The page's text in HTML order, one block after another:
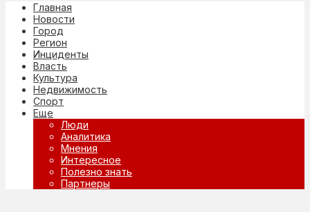
Главная
Новости
Город
Регион
Инциденты
Власть
Культура
Недвижимость
Спорт
Еще
Люди
Аналитика
Мнения
Интересное
Полезно знать
Партнеры